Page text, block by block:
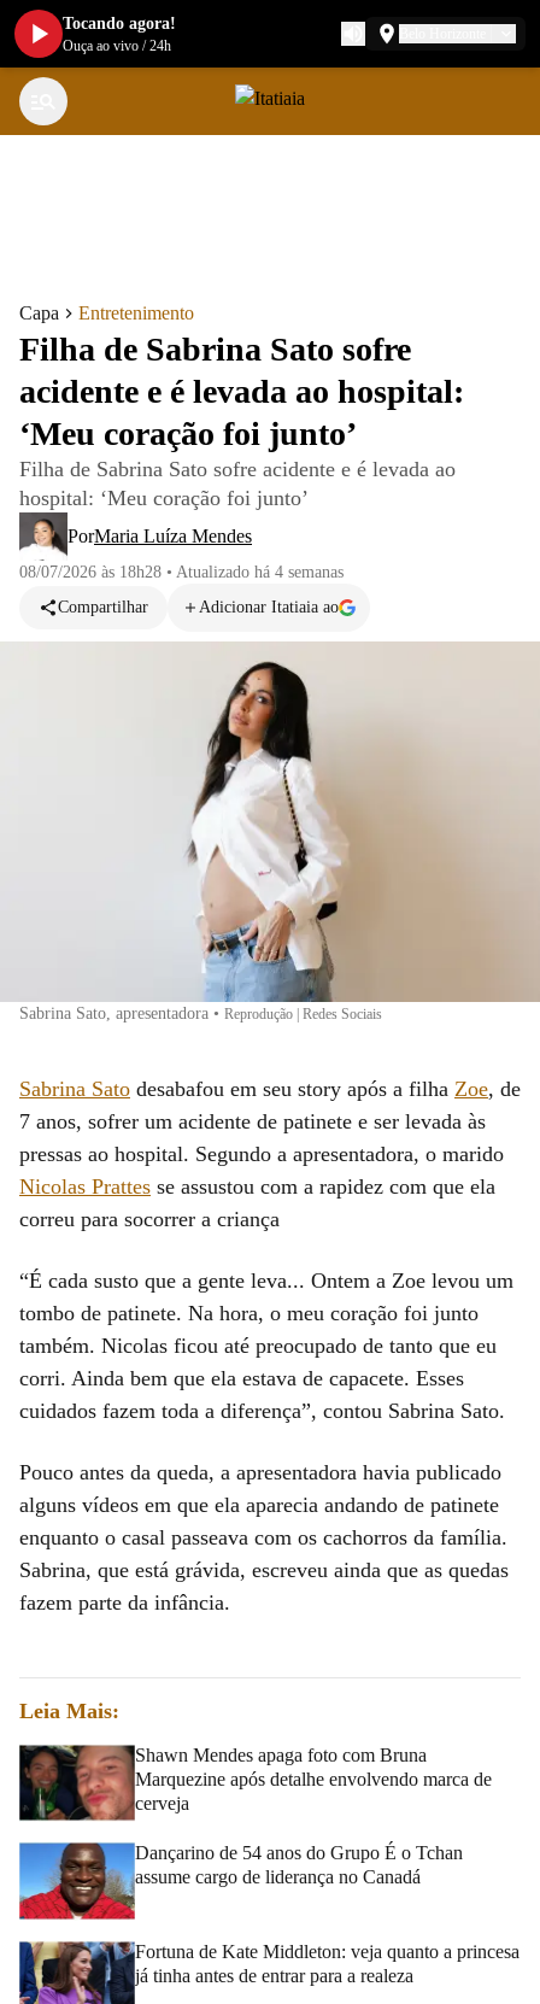
Capa Entretenimento
Filha de Sabrina Sato sofre
acidente e é levada ao hospital:
‘Meu coração foi junto’
Filha de Sabrina Sato sofre acidente e é levada ao
hospital: ‘Meu coração foi junto’
PorMaria Luíza Mendes
08/07/2026 às 18h28 • Atualizado há 4 semanas
Compartilhar
Adicionar Itatiaia ao
Sabrina Sato, apresentadora • Reprodução | Redes Sociais
Sabrina Sato desabafou em seu story após a filha Zoe, de
7 anos, sofrer um acidente de patinete e ser levada às
pressas ao hospital. Segundo a apresentadora, o marido
Nicolas Prattes se assustou com a rapidez com que ela
correu para socorrer a criança
“É cada susto que a gente leva... Ontem a Zoe levou um
tombo de patinete. Na hora, o meu coração foi junto
também. Nicolas ficou até preocupado de tanto que eu
corri. Ainda bem que ela estava de capacete. Esses
cuidados fazem toda a diferença”, contou Sabrina Sato.
Pouco antes da queda, a apresentadora havia publicado
alguns vídeos em que ela aparecia andando de patinete
enquanto o casal passeava com os cachorros da família.
Sabrina, que está grávida, escreveu ainda que as quedas
fazem parte da infância.
Leia Mais:
Shawn Mendes apaga foto com Bruna
Marquezine após detalhe envolvendo marca de
cerveja
Dançarino de 54 anos do Grupo É o Tchan
assume cargo de liderança no Canadá
Fortuna de Kate Middleton: veja quanto a princesa
já tinha antes de entrar para a realeza
Tocando agora!
Ouça ao vivo /24h